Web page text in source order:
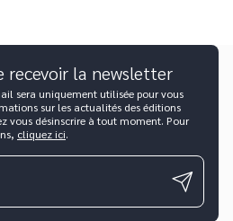
recevoir la newsletter
sera uniquement utilisée pour vous
sur les actualités des éditions
vous désinscrire à tout moment. Pour
cliquez ici.